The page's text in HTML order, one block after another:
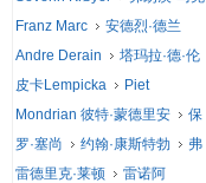
Franz Marc
安德烈·德兰
Andre Derain
塔玛拉·德·伦
皮卡Lempicka
Piet
Mondrian 彼特·蒙德里安
保
罗·塞尚
约翰·康斯特勃
弗
雷德里克·莱顿
雷诺阿